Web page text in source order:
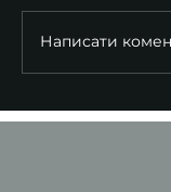
Написати